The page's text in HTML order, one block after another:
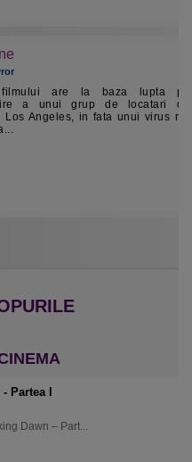
filmului are la baza lupta
a unui grup de locatari
Los Angeles, in fata unui virus
Partea I
Dawn – Part...